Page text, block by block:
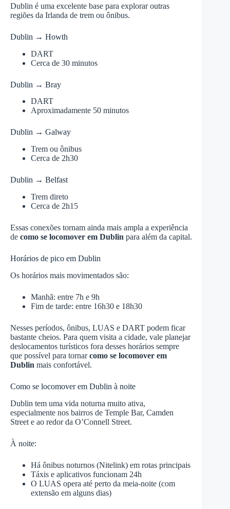
Dublin é uma excelente base para explorar outras
regiões da Irlanda de trem ou ônibus.
Dublin → Howth
DART
Cerca de 30 minutos
Dublin → Bray
DART
Aproximadamente 50 minutos
Dublin → Galway
Trem ou ônibus
Cerca de 2h30
Dublin → Belfast
Trem direto
Cerca de 2h15
Essas conexões tornam ainda mais ampla a experiência
de como se locomover em Dublin para além da capital.
Horários de pico em Dublin
Os horários mais movimentados são:
Manhã: entre 7h e 9h
Fim de tarde: entre 16h30 e 18h30
Nesses períodos, ônibus, LUAS e DART podem ficar
bastante cheios. Para quem visita a cidade, vale planejar
deslocamentos turísticos fora desses horários sempre
que possível para tornarcomo se locomover em
Dublin mais confortável.
Como se locomover em Dublin à noite
Dublin tem uma vida noturna muito ativa,
especialmente nos bairros de Temple Bar, Camden
Street e ao redor da O’Connell Street.
À noite:
Há ônibus noturnos (Nitelink) em rotas principais
Táxis e aplicativos funcionam 24h
O LUAS opera até perto da meia-noite (com
extensão em alguns dias)